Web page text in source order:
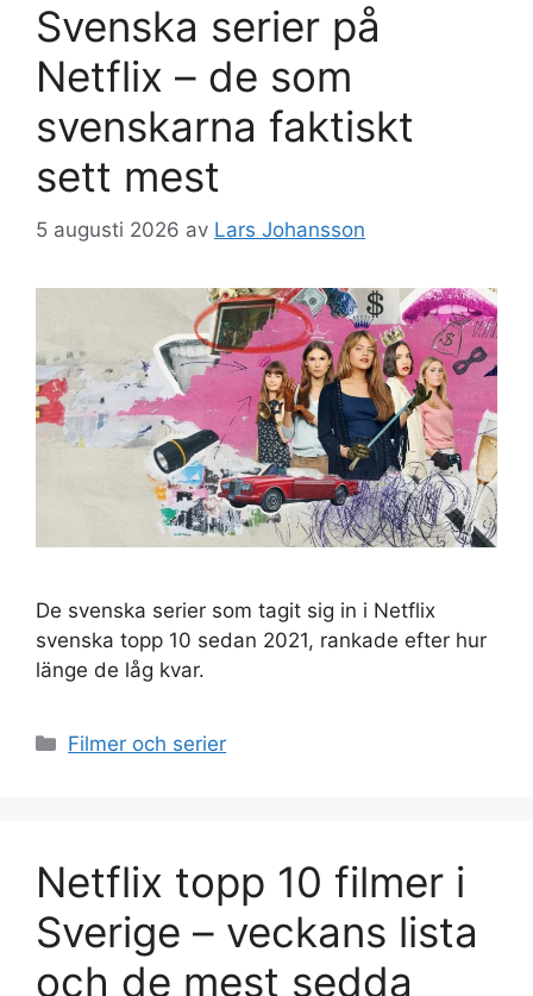
Svenska serier på
Netflix – de som
svenskarna faktiskt
sett mest
5 augusti 2026 av Lars Johansson
De svenska serier som tagit sig in i Netflix
svenska topp 10 sedan 2021, rankade efter hur
länge de låg kvar.
Kategorier
Filmer och serier
Netflix topp 10 filmer i
Sverige – veckans lista
och de mest sedda